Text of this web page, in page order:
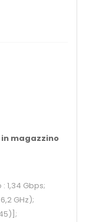
magazzino
1,34 Gbps;
GHz);